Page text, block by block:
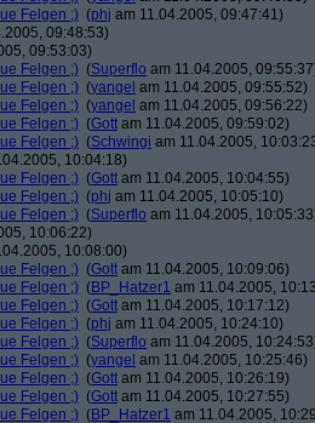
Felgen ;) (phj am 11.04.2005, 09:47:41)
09:48:53)
09:53:03)
Felgen ;) (Superflo am 11.04.2005,
Felgen ;) (yangel am 11.04.2005, 09:55:52)
Felgen ;) (yangel am 11.04.2005, 09:56:22)
Felgen ;) (Gott am 11.04.2005, 09:59:02)
Felgen ;) (Schwingi am 11.04.2005,
10:04:18)
Felgen ;) (Gott am 11.04.2005, 10:04:55)
Felgen ;) (phj am 11.04.2005, 10:05:10)
Felgen ;) (Superflo am 11.04.2005,
10:06:22)
10:08:00)
Felgen ;) (Gott am 11.04.2005, 10:09:06)
Felgen ;) (BP_Hatzer1 am 11.04.2005,
Felgen ;) (Gott am 11.04.2005, 10:17:12)
Felgen ;) (phj am 11.04.2005, 10:24:10)
Felgen ;) (Superflo am 11.04.2005,
Felgen ;) (yangel am 11.04.2005, 10:25:46)
Felgen ;) (Gott am 11.04.2005, 10:26:19)
Felgen ;) (Gott am 11.04.2005, 10:27:55)
Felgen ;) (BP_Hatzer1 am 11.04.2005,